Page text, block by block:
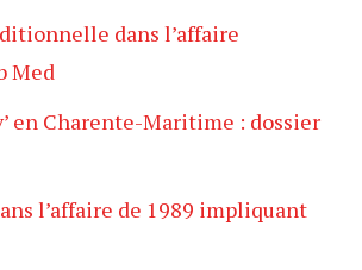
dans l’affaire
Med
en Charente-Maritime : dossier
l’affaire de 1989 impliquant